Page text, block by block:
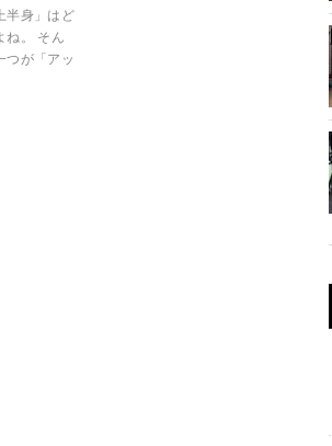
半身」はど
ね。 そん
つが「アッ